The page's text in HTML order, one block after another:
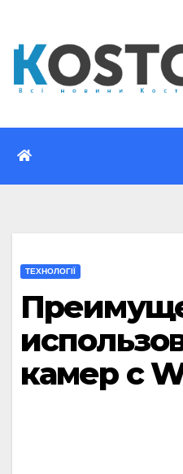
вмісту
ТЕХНОЛОГІЇ
камер с